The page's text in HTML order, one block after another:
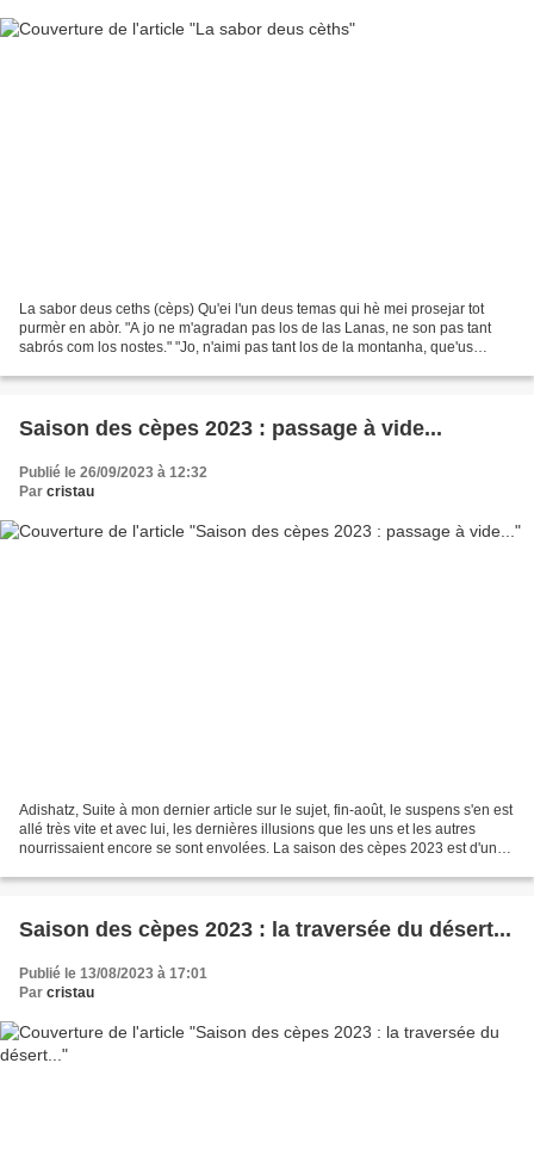
La sabor deus ceths (cèps) Qu'ei l'un deus temas qui hè mei prosejar tot
purmèr en abòr. "A jo ne m'agradan pas los de las Lanas, ne son pas tant
sabrós com los nostes." "Jo, n'aimi pas tant los de la montanha, que'us
Saison des cèpes 2023 : passage à vide...
Publié le 26/09/2023 à 12:32
Par cristau
Adishatz, Suite à mon dernier article sur le sujet, fin-août, le suspens s'en est
allé très vite et avec lui, les dernières illusions que les uns et les autres
nourrissaient encore se sont envolées. La saison des cèpes 2023 est d'une
Saison des cèpes 2023 : la traversée du désert...
Publié le 13/08/2023 à 17:01
Par cristau